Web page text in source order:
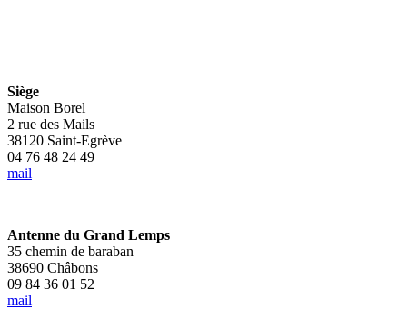
Siège
Maison Borel
2 rue des Mails
38120 Saint-Egrève
04 76 48 24 49
mail
Antenne du Grand Lemps
35 chemin de baraban
38690 Châbons
09 84 36 01 52
mail